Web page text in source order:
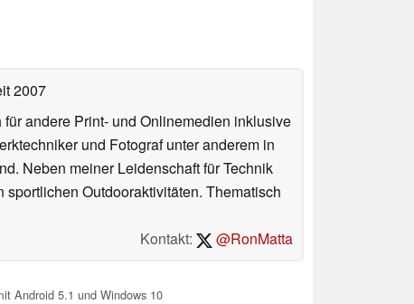
2007
andere Print- und Onlinemedien inklusive
und Fotograf unter anderem in
Neben meiner Leidenschaft für Technik
Outdooraktivitäten. Thematisch
Kontakt:
@RonMatta
Android 5.1 und Windows 10